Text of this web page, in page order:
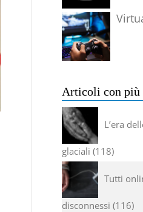
Articoli con più
L’era
glaciali 118
Tutti
disconnessi 116